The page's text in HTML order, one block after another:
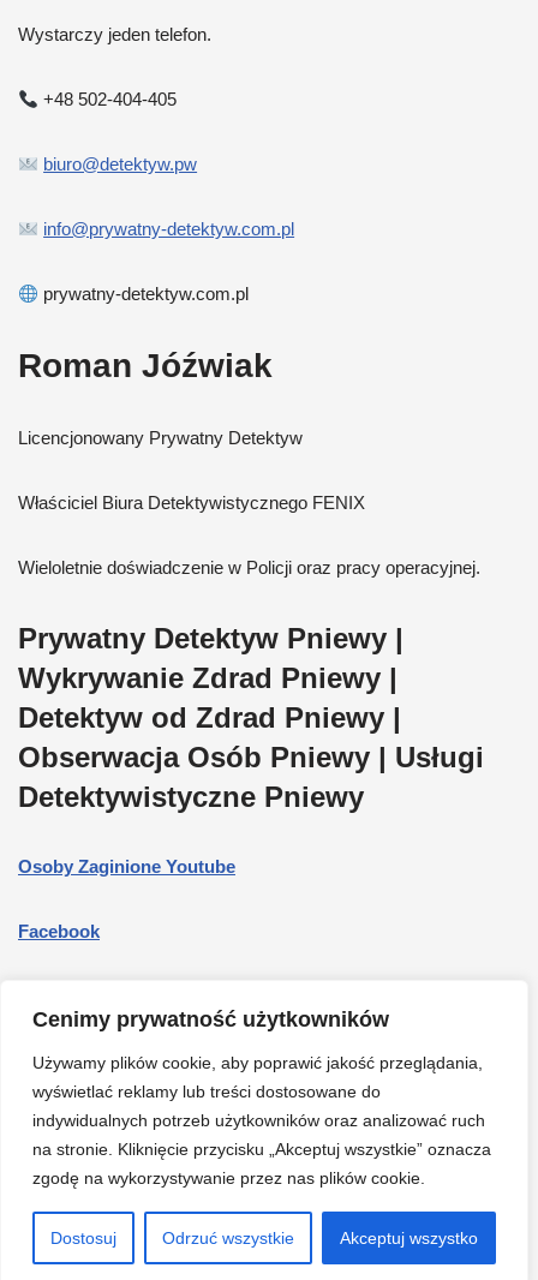
Cenimy prywatność użytkowników
Używamy plików cookie, aby poprawić jakość przeglądania,
wyświetlać reklamy lub treści dostosowane do
indywidualnych potrzeb użytkowników oraz analizować ruch
na stronie. Kliknięcie przycisku „Akceptuj wszystkie” oznacza
zgodę na wykorzystywanie przez nas plików cookie.
Dostosuj Odrzuć wszystkie Akceptuj wszystko
Wystarczy jeden telefon.
+48 502-404-405
biuro@detektyw.pw
info@prywatny-detektyw.com.pl
prywatny-detektyw.com.pl
Roman Jóźwiak
Licencjonowany Prywatny Detektyw
Właściciel Biura Detektywistycznego FENIX
Wieloletnie doświadczenie w Policji oraz pracy operacyjnej.
Prywatny Detektyw Pniewy |
Wykrywanie Zdrad Pniewy |
Detektyw od Zdrad Pniewy |
Obserwacja Osób Pniewy | Usługi
Detektywistyczne Pniewy
Osoby Zaginione Youtube
Facebook
Informatyka śledcza
Cennik, działania międzynarodowe
Cennik, działania na terenie Polski